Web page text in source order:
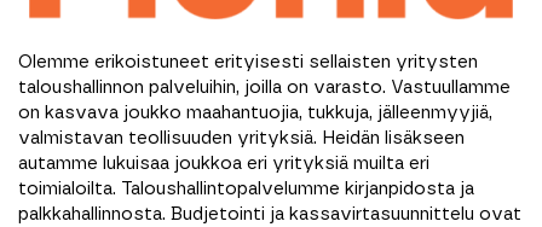
Olemme erikoistuneet erityisesti sellaisten yritysten
taloushallinnon palveluihin, joilla on varasto. Vastuullamme
on kasvava joukko maahantuojia, tukkuja, jälleenmyyjiä,
valmistavan teollisuuden yrityksiä. Heidän lisäkseen
autamme lukuisaa joukkoa eri yrityksiä muilta eri
toimialoilta. Taloushallintopalvelumme kirjanpidosta ja
palkkahallinnosta. Budjetointi ja kassavirtasuunnittelu ovat